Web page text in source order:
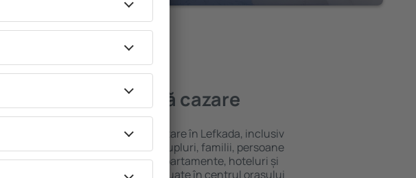
– cea mai bună cazare
alege dintr-o ofertă variată de cazare în Lefkada, inclusiv
pentru o singură persoană, cupluri, familii, persoane
și grupuri. Oaspeţii pot sta în apartamente, hoteluri și
care oferă intimitate și sunt situate în centrul orașului